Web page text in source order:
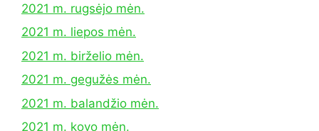
2021 m. rugsėjo mėn.
2021 m. liepos mėn.
2021 m. birželio mėn.
2021 m. gegužės mėn.
2021 m. balandžio mėn.
2021 m. kovo mėn.